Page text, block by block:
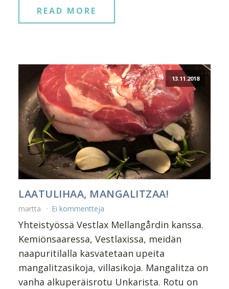
READ MORE
13.11.2018
LAATULIHAA, MANGALITZAA!
martta Ei kommentteja
Yhteistyössä Vestlax Mellangårdin kanssa.
Kemiönsaaressa, Vestlaxissa, meidän
naapuritilalla kasvatetaan upeita
mangalitzasikoja, villasikoja. Mangalitza on
vanha alkuperäisrotu Unkarista. Rotu on